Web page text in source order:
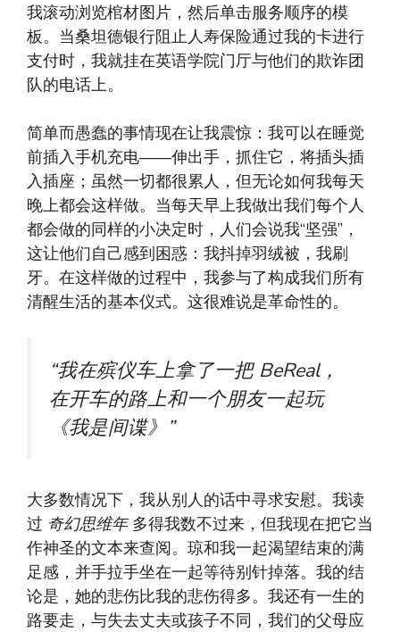
我滚动浏览棺材图片，然后单击服务顺序的模
板。当桑坦德银行阻止人寿保险通过我的卡进行
支付时，我就挂在英语学院门厅与他们的欺诈团
队的电话上。
简单而愚蠢的事情现在让我震惊：我可以在睡觉
前插入手机充电——伸出手，抓住它，将插头插
入插座；虽然一切都很累人，但无论如何我每天
晚上都会这样做。当每天早上我做出我们每个人
都会做的同样的小决定时，人们会说我“坚强”，
这让他们自己感到困惑：我抖掉羽绒被，我刷
牙。在这样做的过程中，我参与了构成我们所有
清醒生活的基本仪式。这很难说是革命性的。
“我在殡仪车上拿了一把 BeReal，
在开车的路上和一个朋友一起玩
《我是间谍》”
大多数情况下，我从别人的话中寻求安慰。我读
过 奇幻思维年多得我数不过来，但我现在把它当
作神圣的文本来查阅。琼和我一起渴望结束的满
足感，并手拉手坐在一起等待别针掉落。我的结
论是，她的悲伤比我的悲伤得多。我还有一生的
路要走，与失去丈夫或孩子不同，我们的父母应